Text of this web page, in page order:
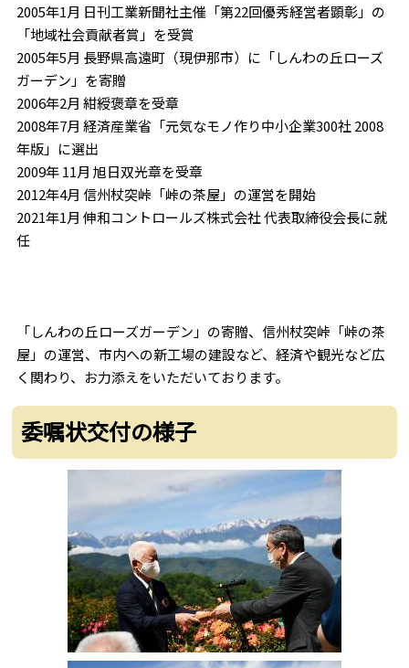
2005年1月 日刊工業新聞社主催「第22回優秀経営者顕彰」の
「地域社会貢献者賞」を受賞
2005年5月 長野県高遠町（現伊那市）に「しんわの丘ローズ
ガーデン」を寄贈
2006年2月 紺綬褒章を受章
2008年7月 経済産業省「元気なモノ作り中小企業300社 2008
年版」に選出
2009年 11月 旭日双光章を受章
2012年4月 信州杖突峠「峠の茶屋」の運営を開始
2021年1月 伸和コントロールズ株式会社 代表取締役会長に就
任
「しんわの丘ローズガーデン」の寄贈、信州杖突峠「峠の茶
屋」の運営、市内への新工場の建設など、経済や観光など広
く関わり、お力添えをいただいております。
委嘱状交付の様子